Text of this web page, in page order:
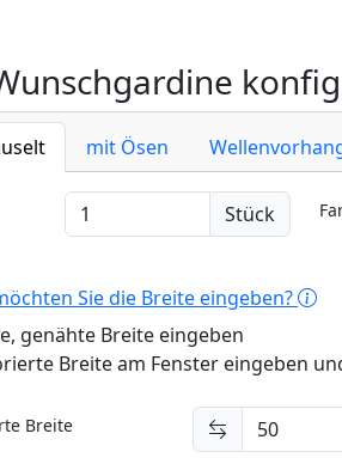
mit Ösen
Stück
Sie die Breite eingeben?
genähte Breite eingeben
Breite am Fenster eingeben
Breite